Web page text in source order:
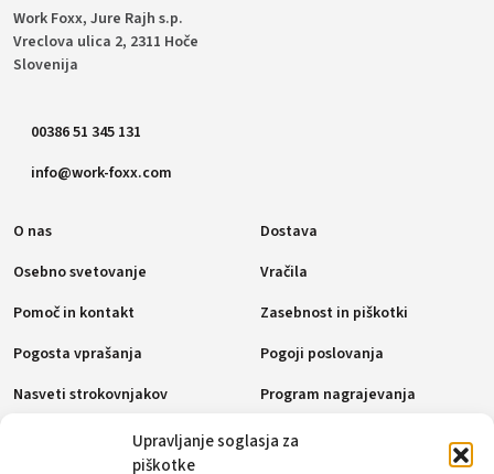
Upravljanje soglasja za
piškotke
Work Foxx, Jure Rajh s.p.
Vreclova ulica 2, 2311 Hoče
Slovenija
00386 51 345 131
info@work-foxx.com
O nas
Osebno svetovanje
Pomoč in kontakt
Pogosta vprašanja
Nasveti strokovnjakov
Dostava
Vračila
Zasebnost in piškotki
Pogoji poslovanja
Program nagrajevanja
Politika piškotkov (EU)